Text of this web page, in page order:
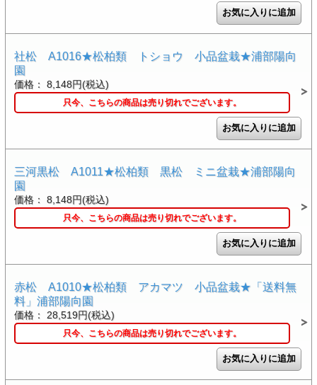
社松 A1016★松柏類 トショウ 小品盆栽★浦部陽向
園
価格： 8,148円(税込)
只今、こちらの商品は売り切れでございます。
三河黒松 A1011★松柏類 黒松 ミニ盆栽★浦部陽向
園
価格： 8,148円(税込)
只今、こちらの商品は売り切れでございます。
赤松 A1010★松柏類 アカマツ 小品盆栽★「送料無
料」浦部陽向園
価格： 28,519円(税込)
只今、こちらの商品は売り切れでございます。